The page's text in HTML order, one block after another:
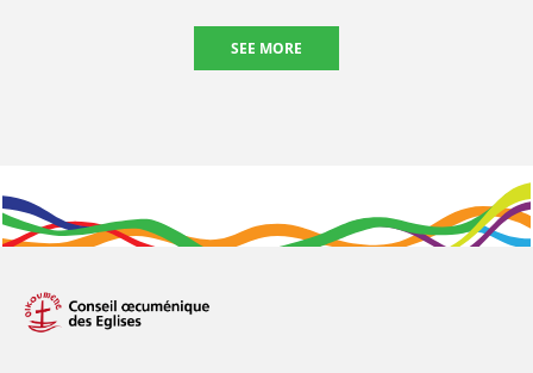
SEE MORE